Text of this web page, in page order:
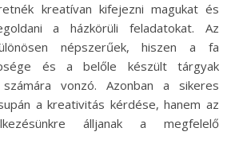
kreatívan kifejezni magukat és
a házkörüli feladatokat. Az
népszerűek, hiszen a fa
és a belőle készült tárgyak
vonzó. Azonban a sikeres
a kreativitás kérdése, hanem az
álljanak a megfelelő